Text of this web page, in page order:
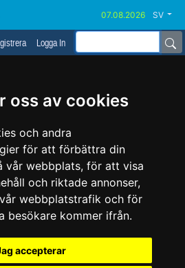
oss av cookies
och andra
för att förbättra din
vår webbplats, för att visa
och riktade annonser,
webbplatstrafik och för
besökare kommer ifrån.
accepterar
SV
Logga In